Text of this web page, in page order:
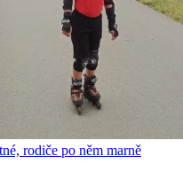
rodiče po něm marně